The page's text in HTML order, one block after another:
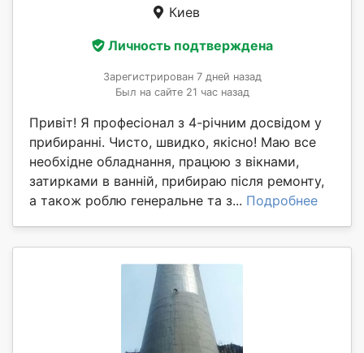
Киев
Личность подтверждена
Зарегистрирован 7 дней назад
Был на сайте 21 час назад
Привіт! Я професіонал з 4-річним досвідом у
прибиранні. Чисто, швидко, якісно! Маю все
необхідне обладнання, працюю з вікнами,
затирками в ванній, прибираю після ремонту,
а також роблю генеральне та з... Подробнее